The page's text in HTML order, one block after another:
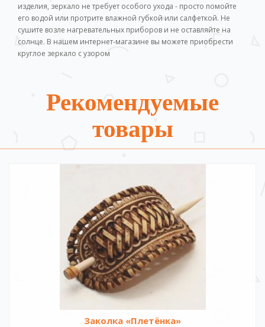
изделия, зеркало не требует особого ухода - просто помойте
его водой или протрите влажной губкой или салфеткой. Не
сушите возле нагревательных приборов и не оставляйте на
солнце. В нашем интернет-магазине вы можете приобрести
круглое зеркало с узором
Рекомендуемые
товары
Заколка «Плетёнка»